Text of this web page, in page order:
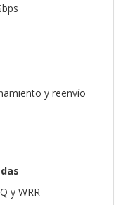
y reenvío
y WRR